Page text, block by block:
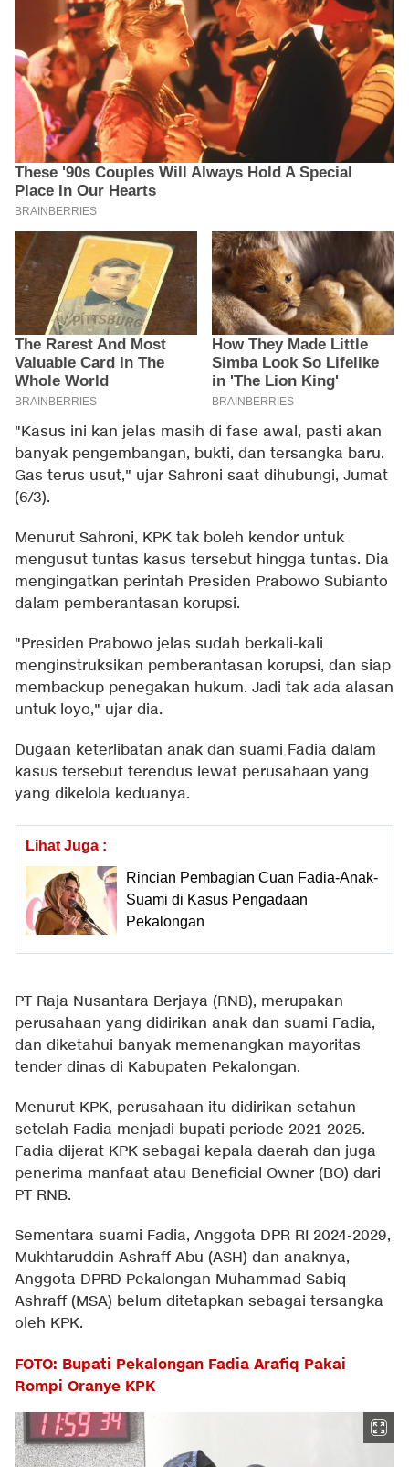
"Kasus ini kan jelas masih di fase awal, pasti akan
banyak pengembangan, bukti, dan tersangka baru.
Gas terus usut," ujar Sahroni saat dihubungi, Jumat
(6/3).
Menurut Sahroni, KPK tak boleh kendor untuk
mengusut tuntas kasus tersebut hingga tuntas. Dia
mengingatkan perintah Presiden Prabowo Subianto
dalam pemberantasan korupsi.
"Presiden Prabowo jelas sudah berkali-kali
menginstruksikan pemberantasan korupsi, dan siap
membackup penegakan hukum. Jadi tak ada alasan
untuk loyo," ujar dia.
Dugaan keterlibatan anak dan suami Fadia dalam
kasus tersebut terendus lewat perusahaan yang
yang dikelola keduanya.
Lihat Juga :
Rincian Pembagian Cuan Fadia-Anak-
Suami di Kasus Pengadaan
Pekalongan
PT Raja Nusantara Berjaya (RNB), merupakan
perusahaan yang didirikan anak dan suami Fadia,
dan diketahui banyak memenangkan mayoritas
tender dinas di Kabupaten Pekalongan.
Menurut KPK, perusahaan itu didirikan setahun
setelah Fadia menjadi bupati periode 2021-2025.
Fadia dijerat KPK sebagai kepala daerah dan juga
penerima manfaat atau Beneficial Owner (BO) dari
PT RNB.
Sementara suami Fadia, Anggota DPR RI 2024-2029,
Mukhtaruddin Ashraff Abu (ASH) dan anaknya,
Anggota DPRD Pekalongan Muhammad Sabiq
Ashraff (MSA) belum ditetapkan sebagai tersangka
oleh KPK.
FOTO: Bupati Pekalongan Fadia Arafiq Pakai
Rompi Oranye KPK